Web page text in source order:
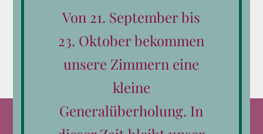
Von 21. September bis
23. Oktober bekommen
unsere Zimmern eine
kleine
Generalüberholung. In